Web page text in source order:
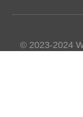
© 2023-2024